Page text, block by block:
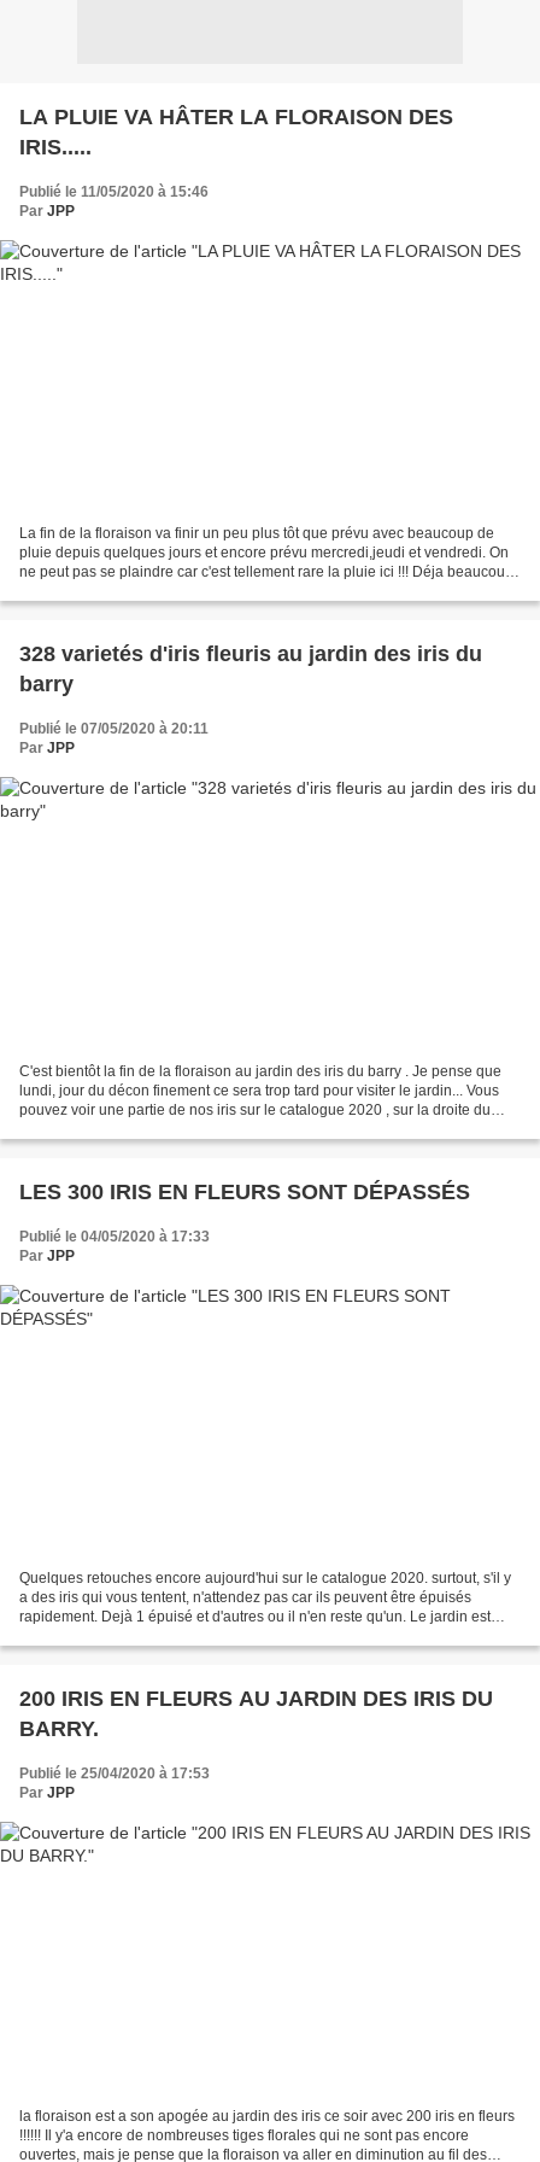
LA PLUIE VA HÂTER LA FLORAISON DES
IRIS.....
Publié le 11/05/2020 à 15:46
Par JPP
La fin de la floraison va finir un peu plus tôt que prévu avec beaucoup de
pluie depuis quelques jours et encore prévu mercredi,jeudi et vendredi. On
ne peut pas se plaindre car c'est tellement rare la pluie ici !!! Déja beaucoup
328 varietés d'iris fleuris au jardin des iris du
barry
Publié le 07/05/2020 à 20:11
Par JPP
C'est bientôt la fin de la floraison au jardin des iris du barry . Je pense que
lundi, jour du décon finement ce sera trop tard pour visiter le jardin... Vous
pouvez voir une partie de nos iris sur le catalogue 2020 , sur la droite du
LES 300 IRIS EN FLEURS SONT DÉPASSÉS
Publié le 04/05/2020 à 17:33
Par JPP
Quelques retouches encore aujourd'hui sur le catalogue 2020. surtout, s'il y
a des iris qui vous tentent, n'attendez pas car ils peuvent être épuisés
rapidement. Dejà 1 épuisé et d'autres ou il n'en reste qu'un. Le jardin est
200 IRIS EN FLEURS AU JARDIN DES IRIS DU
BARRY.
Publié le 25/04/2020 à 17:53
Par JPP
la floraison est a son apogée au jardin des iris ce soir avec 200 iris en fleurs
!!!!!! Il y'a encore de nombreuses tiges florales qui ne sont pas encore
ouvertes, mais je pense que la floraison va aller en diminution au fil des